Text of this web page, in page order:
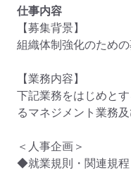
仕事内容
【募集背景】
組織体制強化のための
【業務内容】
下記業務をはじめと
るマネジメント業務
＜人事企画＞
◆就業規則・関連規